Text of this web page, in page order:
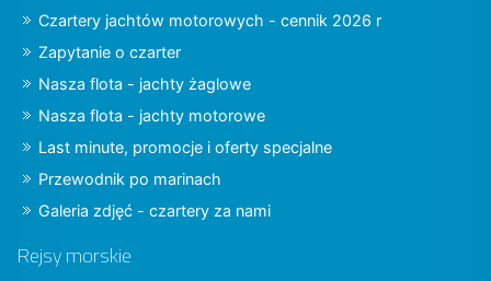
Czartery jachtów motorowych - cennik 2026 r
Zapytanie o czarter
Nasza flota - jachty żaglowe
Nasza flota - jachty motorowe
Last minute, promocje i oferty specjalne
Przewodnik po marinach
Galeria zdjęć - czartery za nami
Rejsy morskie